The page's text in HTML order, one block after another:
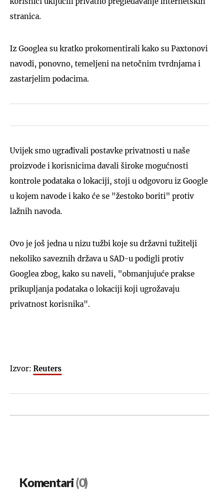
stranica.
Iz Googlea su kratko prokomentirali kako su Paxtonovi
navodi, ponovno, temeljeni na netočnim tvrdnjama i
zastarjelim podacima.
Uvijek smo ugrađivali postavke privatnosti u naše
proizvode i korisnicima davali široke mogućnosti
kontrole podataka o lokaciji, stoji u odgovoru iz Google
u kojem navode i kako će se "žestoko boriti" protiv
lažnih navoda.
Ovo je još jedna u nizu tužbi koje su državni tužitelji
nekoliko saveznih država u SAD-u podigli protiv
Googlea zbog, kako su naveli, "obmanjujuće prakse
prikupljanja podataka o lokaciji koji ugrožavaju
privatnost korisnika".
Izvor: Reuters
Komentari(0)